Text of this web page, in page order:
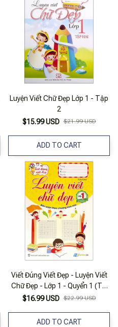
Luyện Viết Chữ Đẹp Lớp 1 - Tập
2
$15.99 USD $21.99 USD
ADD TO CART
Viết Đúng Viết Đẹp - Luyện Viết
Chữ Đẹp - Lớp 1 - Quyển 1 (Tái
Bản 2025)
$16.99 USD $22.99 USD
ADD TO CART